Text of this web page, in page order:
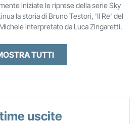
iniziate le riprese della serie Sky
la storia di Bruno Testori, 'Il Re' del
interpretato da Luca Zingaretti.
TUTTI
uscite